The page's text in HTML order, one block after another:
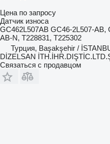
Цена по запросу
Датчик износа
GC462L507AB GC46-2L507-AB,
AB-N, T228831, T225302
Турция, Başakşehir /
DİZELSAN
Связаться с продавцом